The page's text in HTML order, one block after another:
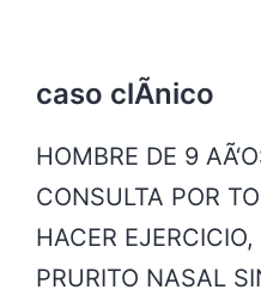
caso clÃ­nico
HOMBRE DE 9
CONSULTA POR
HACER
PRURITO NASAL